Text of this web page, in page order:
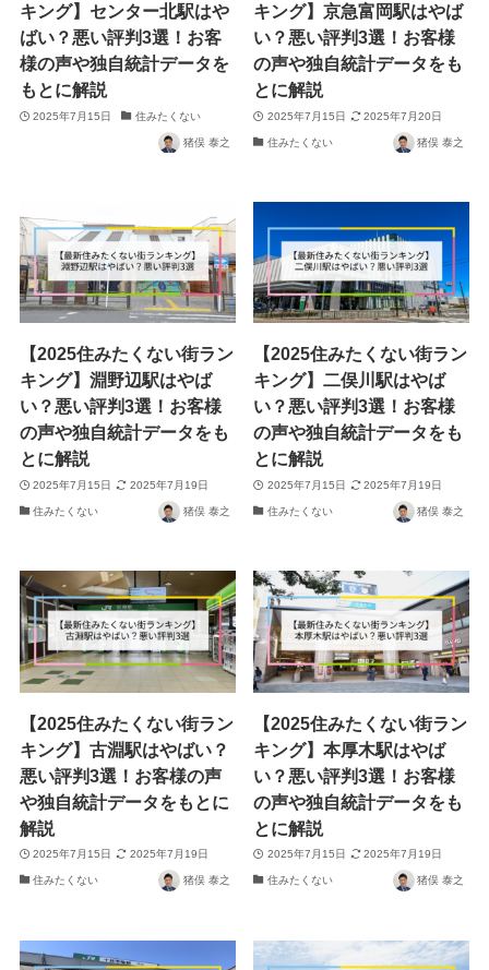
キング】センター北駅はや
ばい？悪い評判3選！お客
様の声や独自統計データを
もとに解説
2025年7月15日 住みたくない
猪俣 泰之
キング】京急富岡駅はやば
い？悪い評判3選！お客様
の声や独自統計データをも
とに解説
2025年7月15日 2025年7月20日
住みたくない 猪俣 泰之
【2025住みたくない街ラン
キング】淵野辺駅はやば
い？悪い評判3選！お客様
の声や独自統計データをも
とに解説
2025年7月15日 2025年7月19日
住みたくない 猪俣 泰之
【2025住みたくない街ラン
キング】二俣川駅はやば
い？悪い評判3選！お客様
の声や独自統計データをも
とに解説
2025年7月15日 2025年7月19日
住みたくない 猪俣 泰之
【2025住みたくない街ラン
キング】古淵駅はやばい？
悪い評判3選！お客様の声
や独自統計データをもとに
解説
2025年7月15日 2025年7月19日
住みたくない 猪俣 泰之
【2025住みたくない街ラン
キング】本厚木駅はやば
い？悪い評判3選！お客様
の声や独自統計データをも
とに解説
2025年7月15日 2025年7月19日
住みたくない 猪俣 泰之